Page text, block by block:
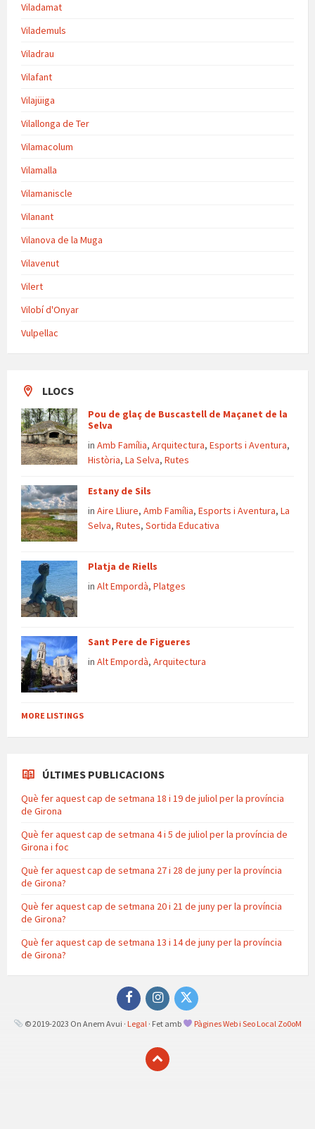
Viladamat
Vilademuls
Viladrau
Vilafant
Vilajüiga
Vilallonga de Ter
Vilamacolum
Vilamalla
Vilamaniscle
Vilanant
Vilanova de la Muga
Vilavenut
Vilert
Vilobí d'Onyar
Vulpellac
LLOCS
Pou de glaç de Buscastell de Maçanet de la
Selva
in Amb Família, Arquitectura, Esports i Aventura,
Història, La Selva, Rutes
Estany de Sils
in Aire Lliure, Amb Família, Esports i Aventura, La
Selva, Rutes, Sortida Educativa
Platja de Riells
in Alt Empordà, Platges
Sant Pere de Figueres
in Alt Empordà, Arquitectura
MORE LISTINGS
ÚLTIMES PUBLICACIONS
Què fer aquest cap de setmana 18 i 19 de juliol per la província
de Girona
Què fer aquest cap de setmana 4 i 5 de juliol per la província de
Girona i foc
Què fer aquest cap de setmana 27 i 28 de juny per la província
de Girona?
Què fer aquest cap de setmana 20 i 21 de juny per la província
de Girona?
Què fer aquest cap de setmana 13 i 14 de juny per la província
de Girona?
FacebookInstagramTwitter
© 2019-2023 On Anem Avui · Legal · Fet amb Pàgines Web i Seo Local Zo0oM